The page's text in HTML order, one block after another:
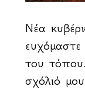
Νέα
του
σχόλιό